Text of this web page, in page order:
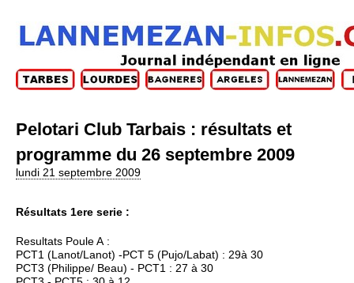
Pelotari Club Tarbais : résultats et
programme du 26 septembre 2009
lundi 21 septembre 2009
Résultats 1ere serie :
Resultats Poule A :
PCT1 (Lanot/Lanot) -PCT 5 (Pujo/Labat) : 29à 30
PCT3 (Philippe/ Beau) - PCT1 : 27 à 30